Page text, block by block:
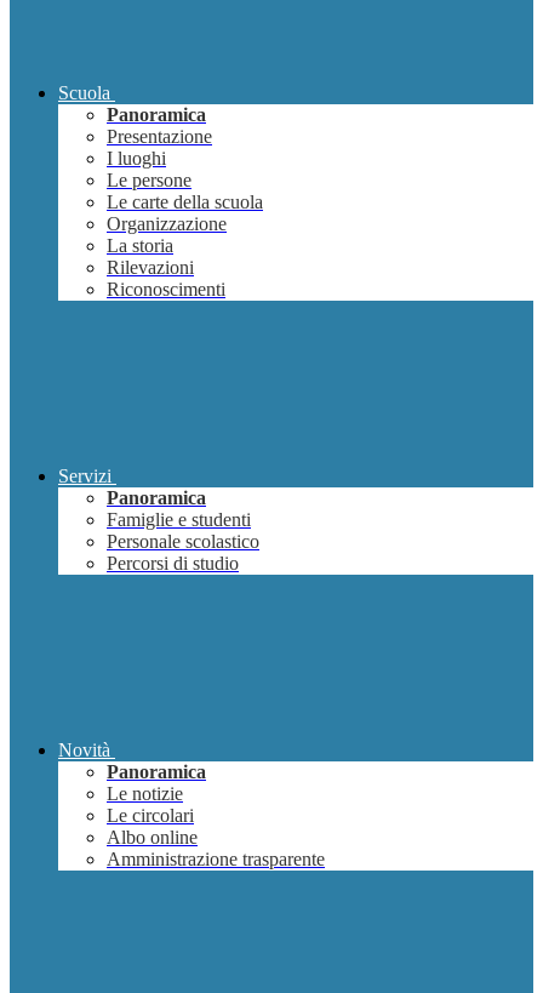
Scuola
Panoramica
Presentazione
I luoghi
Le persone
Le carte della scuola
Organizzazione
La storia
Rilevazioni
Riconoscimenti
Servizi
Panoramica
Famiglie e studenti
Personale scolastico
Percorsi di studio
Novità
Panoramica
Le notizie
Le circolari
Albo online
Amministrazione trasparente